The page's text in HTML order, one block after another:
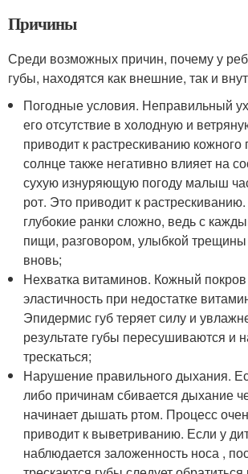
Причины
Среди возможных причин, почему у
губы, находятся как внешние, так и
Погодные условия. Неправильный
его отсутствие в холодную и
приводит к растрескиванию
солнце также негативно влияет на
сухую изнуряющую погоду малыш
рот. Это приводит к
глубокие ранки сложно, ведь с
пищи, разговором, улыбкой трещины
вновь;
Нехватка витаминов. Кожный покров
эластичность при недостатке
Эпидермис губ теряет силу и
результате губы пересушиваются и
трескаться;
Нарушение правильного дыхания.
либо причинам сбивается дыхание
начинает дышать ртом. Процесс
приводит к выветриванию. Если у
наблюдается заложенность носа ,